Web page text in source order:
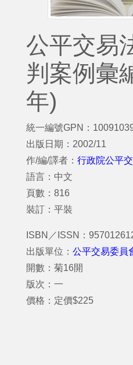
公平交易
判案例彙
年)
統一編號GPN：
出版日期：2002/11
作/編/譯者： 行政院公平
語言：中文
頁數：816
裝訂：平裝
ISBN／ISSN：
出版單位： 公平交易委員
開數：菊16開
版次：一
價格：定價$225